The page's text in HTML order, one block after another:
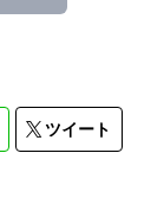
ツイート